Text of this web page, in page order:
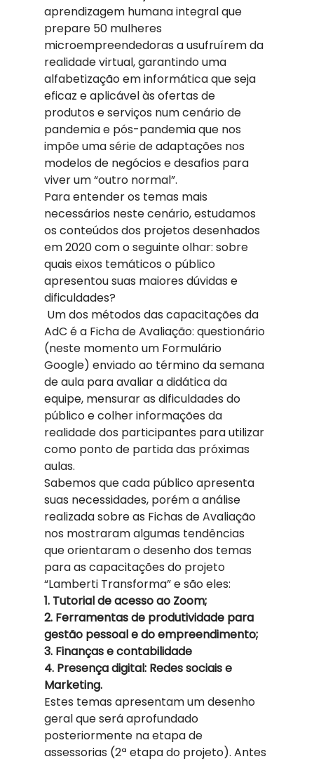
aprendizagem humana integral que
prepare 50 mulheres
microempreendedoras a usufruírem da
realidade virtual, garantindo uma
alfabetização em informática que seja
eficaz e aplicável às ofertas de
produtos e serviços num cenário de
pandemia e pós-pandemia que nos
impõe uma série de adaptações nos
modelos de negócios e desafios para
viver um “outro normal”.
Para entender os temas mais
necessários neste cenário, estudamos
os conteúdos dos projetos desenhados
em 2020 com o seguinte olhar: sobre
quais eixos temáticos o público
apresentou suas maiores dúvidas e
dificuldades?
AdC é a Ficha de Avaliação: questionário
(neste momento um Formulário
Google) enviado ao término da semana
de aula para avaliar a didática da
equipe, mensurar as dificuldades do
público e colher informações da
realidade dos participantes para utilizar
como ponto de partida das próximas
aulas.
Sabemos que cada público apresenta
suas necessidades, porém a análise
realizada sobre as Fichas de Avaliação
nos mostraram algumas tendências
que orientaram o desenho dos temas
para as capacitações do projeto
“Lamberti Transforma” e são eles:
1. Tutorial de acesso ao Zoom;
2. Ferramentas de produtividade para
gestão pessoal e do empreendimento;
3. Finanças e contabilidade
4. Presença digital: Redes sociais e
Marketing.
Estes temas apresentam um desenho
geral que será aprofundado
posteriormente na etapa de
assessorias (2ª etapa do projeto). Antes